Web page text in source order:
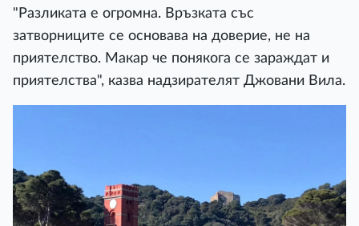
"Разликата е огромна. Връзката със
затворниците се основава на доверие, не на
приятелство. Макар че понякога се зараждат и
приятелства", казва надзирателят Джовани Вила.